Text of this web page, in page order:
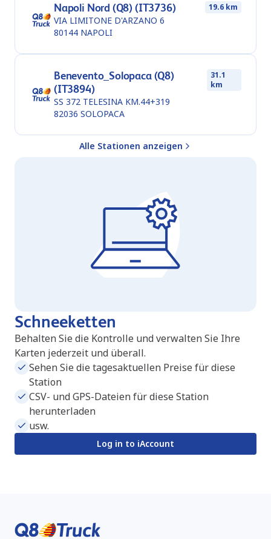
Napoli Nord (Q8) (IT3736) 19.6 km
VIA LIMITONE D'ARZANO 6
80144 NAPOLI
Benevento_Solopaca (Q8)
(IT3894)
31.1
km
SS 372 TELESINA KM.44+319
82036 SOLOPACA
Alle Stationen anzeigen
Schneeketten
Behalten Sie die Kontrolle und verwalten Sie Ihre
Karten jederzeit und überall.
Sehen Sie die tagesaktuellen Preise für diese
Station
CSV- und GPS-Dateien für diese Station
herunterladen
usw.
Log in to iAccount